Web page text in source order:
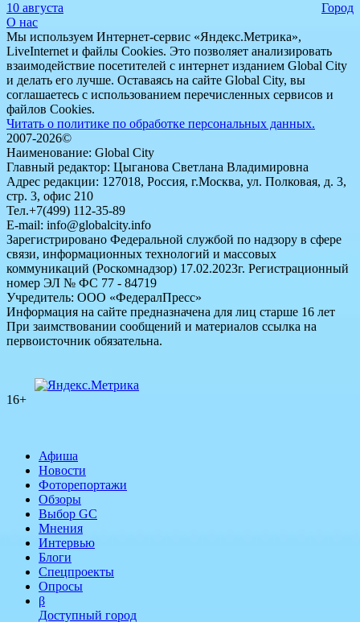
10 августа
Город
О нас
Мы используем Интернет-сервис «Яндекс.Метрика»,
LiveInternet и файлы Cookies. Это позволяет анализировать
взаимодействие посетителей с интернет изданием Global City
и делать его лучше. Оставаясь на сайте Global City, вы
соглашаетесь с использованием перечисленных сервисов и
файлов Cookies.
Читать о политике по обработке персональных данных.
2007-2026©
Наименование: Global City
Главный редактор: Цыганова Светлана Владимировна
Адрес редакции: 127018, Россия, г.Москва, ул. Полковая, д. 3,
стр. 3, офис 210
Тел.+7(499) 112-35-89
E-mail: info@globalcity.info
Зарегистрировано Федеральной службой по надзору в сфере
связи, информационных технологий и массовых
коммуникаций (Роскомнадзор) 17.02.2023г. Регистрационный
номер ЭЛ № ФС 77 - 84719
Учредитель: ООО «ФедералПресс»
Информация на сайте предназначена для лиц старше 16 лет
При заимствовании сообщений и материалов ссылка на
первоисточник обязательна.
16+
Афиша
Новости
Фоторепортажи
Обзоры
Выбор GC
Мнения
Интервью
Блоги
Спецпроекты
Опросы
β
Доступный город